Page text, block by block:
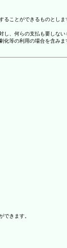
ことができるものと
、何らの支払も要しない
等の利用の場合を含
できます。